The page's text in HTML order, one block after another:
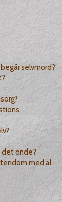
selvmord?
det onde?
med al